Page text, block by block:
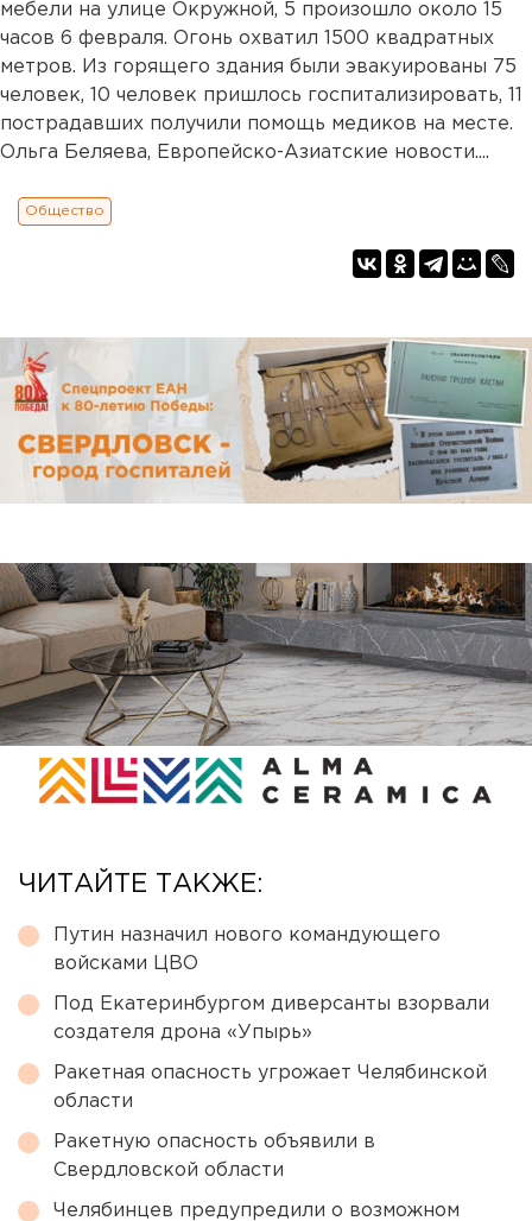
мебели на улице Окружной, 5 произошло около 15
часов 6 февраля. Огонь охватил 1500 квадратных
метров. Из горящего здания были эвакуированы 75
человек, 10 человек пришлось госпитализировать, 11
пострадавших получили помощь медиков на месте.
Ольга Беляева, Европейско-Азиатские новости....
Общество
ЧИТАЙТЕ ТАКЖЕ:
Путин назначил нового командующего
войсками ЦВО
Под Екатеринбургом диверсанты взорвали
создателя дрона «Упырь»
Ракетная опасность угрожает Челябинской
области
Ракетную опасность объявили в
Свердловской области
Челябинцев предупредили о возможном